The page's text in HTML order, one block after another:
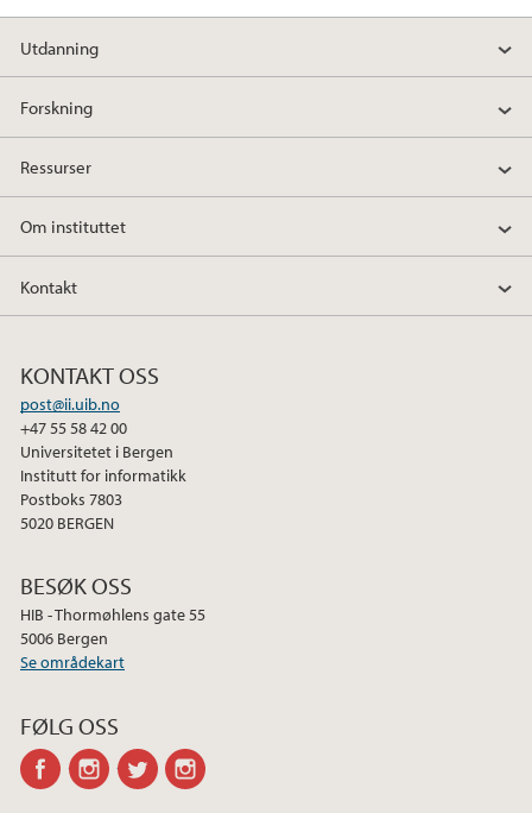
Utdanning
Forskning
Ressurser
Om instituttet
Kontakt
KONTAKT OSS
post@ii.uib.no
+47 55 58 42 00
Universitetet i Bergen
Institutt for informatikk
Postboks 7803
5020 BERGEN
BESØK OSS
HIB - Thormøhlens gate 55
5006 Bergen
Se områdekart
FØLG OSS
facebookinstagram
twitter